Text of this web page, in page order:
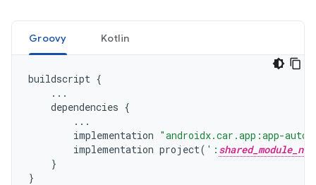
Groovy Kotlin
buildscript {
...
dependencies {
...
implementation "androidx.car.app:app-
implementation project( ':
}
}